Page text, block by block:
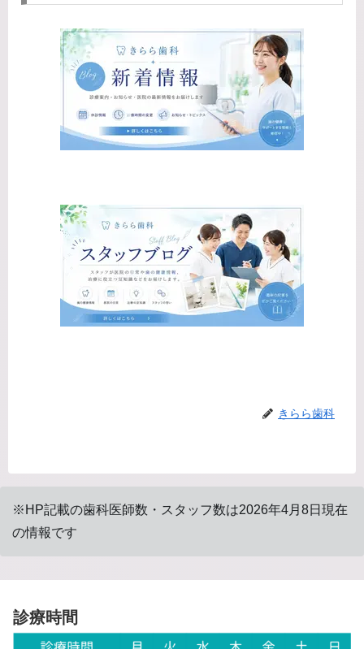
きらら歯科
※HP記載の歯科医師数・スタッフ数は2026年4月8日現在
の情報です
診療時間